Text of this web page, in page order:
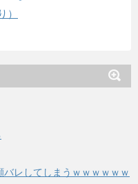
）
バレしてしまうｗｗｗｗｗｗ